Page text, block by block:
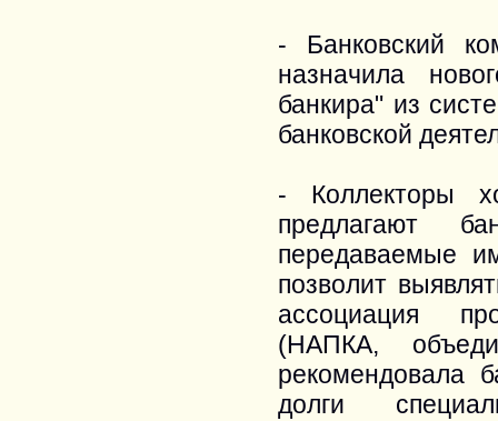
- Банковский
назначила
банкира" из
банковской
- Коллекторы
предлагают
передаваемые
позволит
ассоциация
(НАПКА,
рекомендовала
долги